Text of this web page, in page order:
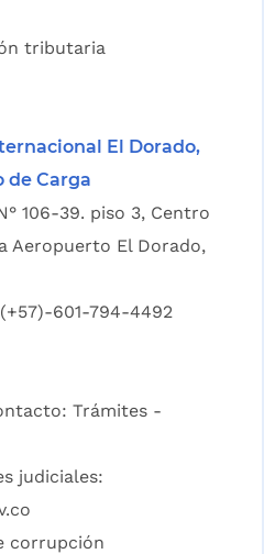
tributaria
El Dorado,
Carga
106-39. piso 3, Centro
Aeropuerto El Dorado,
601-794-4492
Trámites -
judiciales:
corrupción